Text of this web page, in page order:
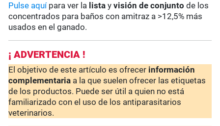
Pulse aquípara ver la lista yvisión de conjunto de los
concentrados para baños con amitraz a >12,5% más
usados en el ganado.
¡ ADVERTENCIA !
El objetivo de este artículo es ofrecer información
complementaria a la que suelen ofrecer las etiquetas
de los productos. Puede ser útil a quien no está
familiarizado con el uso de los antiparasitarios
veterinarios.